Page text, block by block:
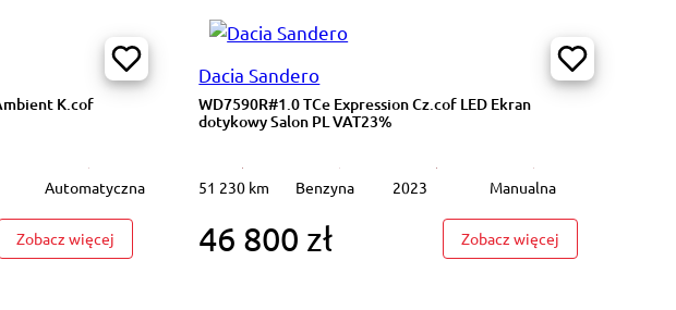
Salon PL VAT23%
K.cof
Automatyczna
Zobacz więcej : ZS002RW#118d M Sport Podgrz.f Ambient K.cof Salon PL VAT 23%
Dacia Sandero
WD7590R#1.0 TCe Expression Cz.cof LED Ekran
dotykowy Salon PL VAT23%
51 230 km Benzyna 2023 Manualna
46 800 zł Zobacz więcej